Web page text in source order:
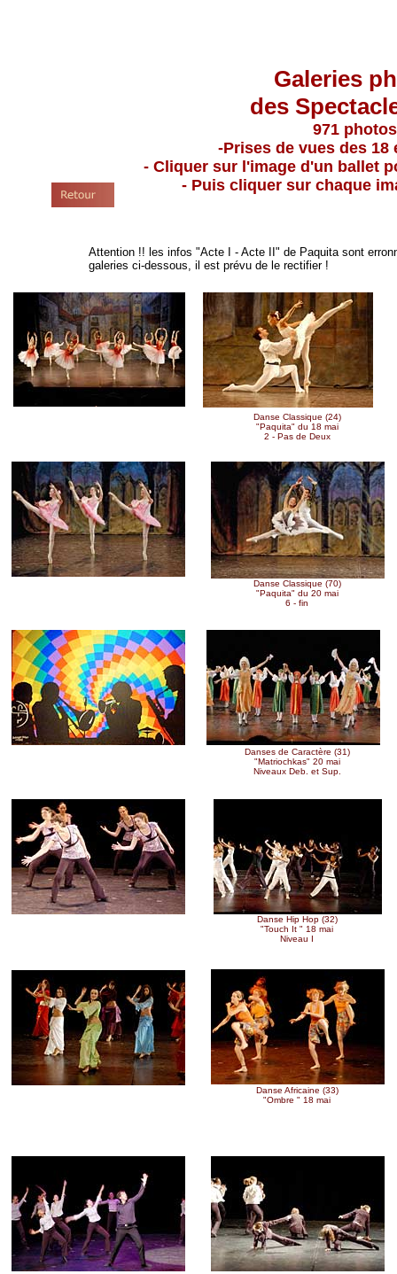
Galeries
des
971
-Prises de vues des 18
- Cliquer sur l'image d'un ballet
- Puis cliquer sur chaque
Attention !! les infos "Acte I - Acte II" de Paquita sont
galeries ci-dessous, il est prévu de le rectifier !
Danse Classique (24)
"Paquita" du 18 mai
2 - Pas de Deux
Danse Classique (70)
"Paquita" du 20 mai
6 - fin
Danses de Caractère (31)
"Matriochkas" 20 mai
Niveaux Deb. et Sup.
Danse Hip Hop (32)
"Touch It " 18 mai
Niveau I
Danse Africaine (33)
"Ombre " 18 mai